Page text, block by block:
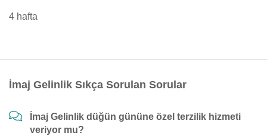
4 hafta
İmaj Gelinlik Sıkça Sorulan Sorular
İmaj Gelinlik düğün gününe özel terzilik hizmeti
veriyor mu?